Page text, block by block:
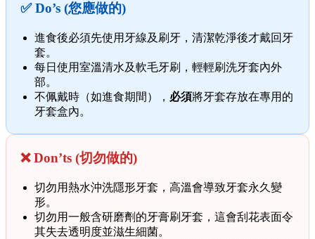
✅ Do’s (您應做的)
進食後必須先使用牙線及刷牙，清潔乾淨後才戴回牙
套。
每日使用室溫清水及軟毛牙刷，輕輕刷洗牙套內外
部。
不佩戴時（如進食期間）， 必須將牙套存放在專用的
牙套盒內。
❌ Don’ts (切勿做的)
切勿用熱水沖洗隱形牙套，高溫會導致牙套永久變
形。
切勿用一般含研磨劑的牙膏刷牙套，這會刮花表面令
其失去透明度並滋生細菌。